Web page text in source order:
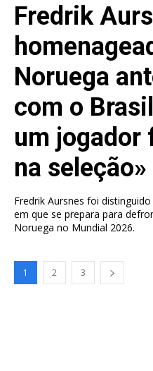
Fredrik
Noruega
com o
um jogador
na seleção»
Fredrik Aursnes foi
em que se prepara para
Noruega no Mundial 2026.
1 2 3